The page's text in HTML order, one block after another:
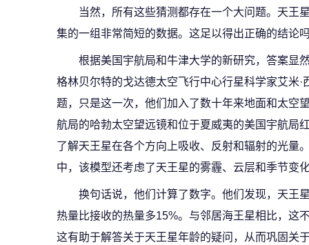
当然，所有这些猜测都存在一个大问题。天王
集的一组非常简短的数据。这足以得出正确的结论
根据美国宇航局和牛津大学的新研究，答案显
格林贝尔特的戈达德太空飞行中心行星科学家艾米
题，只是这一次，他们加入了数十年来地面和太空
航局的哈勃太空望远镜和位于夏威夷的美国宇航局
了解天王星在各个方向上吸收、反射和辐射的光量
中，该模型还考虑了天王星的雾霾、云层和季节变
换句话说，他们计算了数字。他们发现，天王
热量比接收的热量多15%。与邻居海王星相比，这
这有助于解答关于天王星年龄的疑问，从而巩固关